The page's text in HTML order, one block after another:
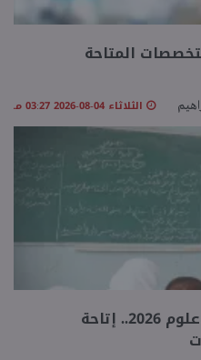
المتاحة
الثلاثاء 04-08-2026 03:27 مـ
نتيجة مسابقة معلم مساعد علوم 2026.. إتاحة